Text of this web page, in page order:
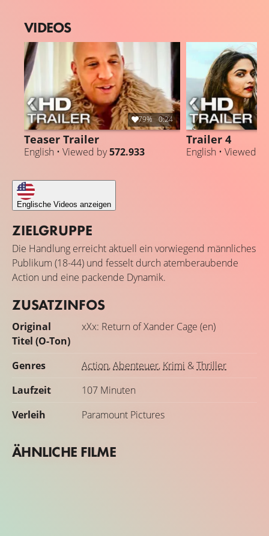
VIDEOS
79% 0:24
Teaser Trailer
English • Viewed by572.933
Trailer 4
English • Viewed
Englische Videos anzeigen
ZIELGRUPPE
Die Handlung erreicht aktuell ein vorwiegend männliches
Publikum (18-44) und fesselt durch atemberaubende
Action und eine packende Dynamik.
ZUSATZINFOS
Original
Titel (O-Ton)
xXx: Return of Xander Cage (en)
Genres Action,Abenteuer, Krimi &Thriller
Laufzeit
107 Minuten
Verleih
Paramount Pictures
ÄHNLICHE FILME